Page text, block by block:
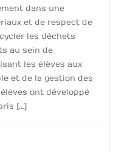
dans une
et de respect de
les déchets
au sein de
les élèves aux
et de la gestion des
ont développé
[…]